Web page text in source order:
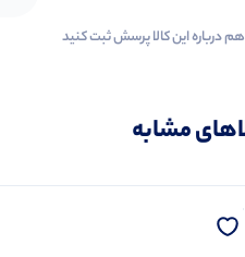
درباره این کالا پرسش ثبت کنید
مشابه